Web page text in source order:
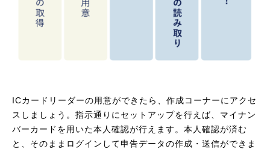
ICカードリーダーの用意ができたら、作成コーナーにアクセ
スしましょう。指示通りにセットアップを行えば、マイナン
バーカードを用いた本人確認が行えます。本人確認が済む
と、そのままログインして申告データの作成・送信ができま